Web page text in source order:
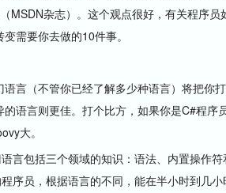
MSDN杂志）。这个观点很好，有关程序员
需要你去做的10件事。
言（不管你已经了解多少种语言）将把你
语言则更佳。打个比方，如果你是C#程序
大。
包括三个领域的知识：语法、内置操作符
序员，根据语言的不同，能在半小时到几小